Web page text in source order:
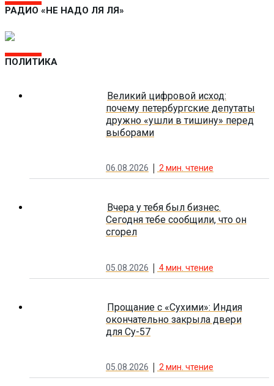
РАДИО «НЕ НАДО ЛЯ ЛЯ»
ПОЛИТИКА
Великий цифровой исход:
почему петербургские депутаты
дружно «ушли в тишину» перед
выборами
06.08.2026 2 мин. чтение
Вчера у тебя был бизнес.
Сегодня тебе сообщили, что он
сгорел
05.08.2026 4мин. чтение
Прощание с «Сухими»: Индия
окончательно закрыла двери
для Су-57
05.08.2026 2 мин. чтение